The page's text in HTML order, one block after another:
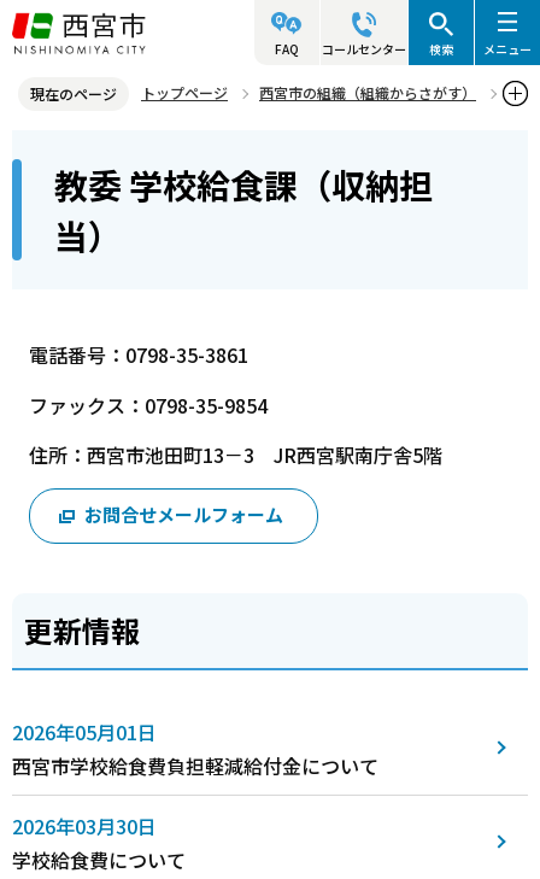
こ
の
ジ
頭
FAQ コールセンター 検索 メニュー
現在のページ トップページ
西宮市の組織（組織からさがす）
教委 学校給食課（収納担
当）
電話番号：0798-35-3861
ファックス：0798-35-9854
住所：西宮市池田町13－3 JR西宮駅南庁舎5階
お問合せメールフォーム
更新情報
2026年05月01日
西宮市学校給食費負担軽減給付金について
2026年03月30日
学校給食費について